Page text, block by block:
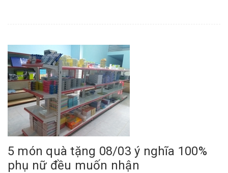
5 món quà tặng 08/03 ý nghĩa 100%
phụ nữ đều muốn nhận